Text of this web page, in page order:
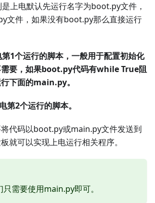
上电默认先运行名字为boot.py文件，
文件，如果没有boot.py那么直接运行
1个运行的脚本，一般用于配置初始化
需要，如果boot.py代码有while True阻
下面的main.py。
第2个运行的脚本。
代码以boot.py或main.py文件发送到
就可以实现上电运行相关程序。
需要使用main.py即可。